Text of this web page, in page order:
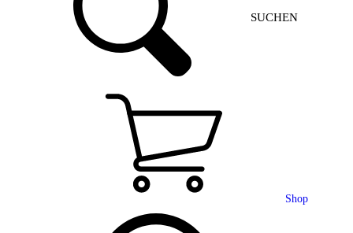
SUCHEN
Shop
Gemeinde + Service